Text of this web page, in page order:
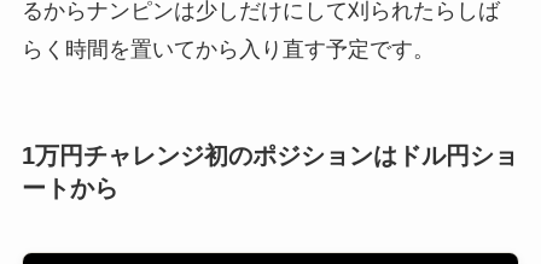
るからナンピンは少しだけにして刈られたらしば
らく時間を置いてから入り直す予定です。
1万円チャレンジ初のポジションはドル円ショ
ートから